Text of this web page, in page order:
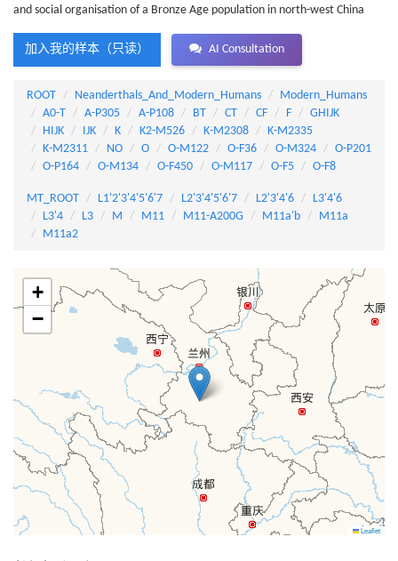
and social organisation of a Bronze Age population in north-west China
加入我的样本（只读） AI Consultation
ROOT Neanderthals_And_Modern_Humans
Modern_Humans
A0-T
A-P305 A-P108 BT CT CF F
GHIJK
HIJK
IJK K K2-M526 K-M2308
K-M2335
K-M2311
NO O O-M122 O-F36 O-M324
O-P201
O-P164
O-M134 O-F450 O-M117 O-F5 O-F8
MT_ROOT L1'2'3'4'5'6'7 L2'3'4'5'6'7 L2'3'4'6
L3'4'6
L3'4
L3 M M11 M11-A200G M11a'b
M11a
M11a2
+
−
Leaflet